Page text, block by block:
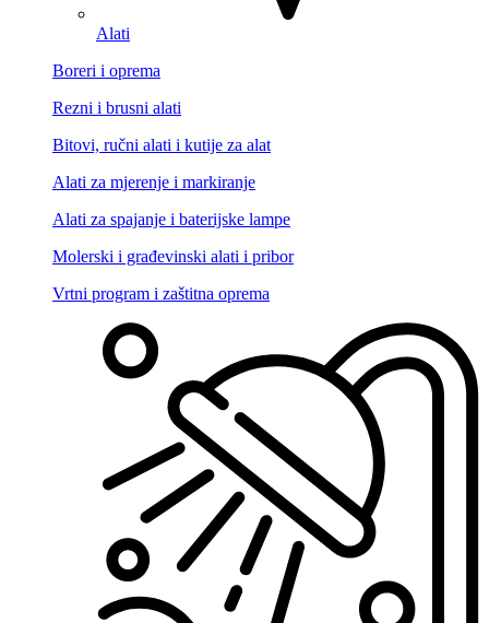
Alati
Boreri i oprema
Rezni i brusni alati
Bitovi, ručni alati i kutije za alat
Alati za mjerenje i markiranje
Alati za spajanje i baterijske lampe
Molerski i građevinski alati i pribor
Vrtni program i zaštitna oprema